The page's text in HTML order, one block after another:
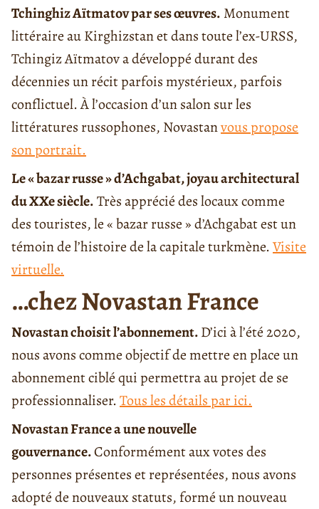
Tchinghiz Aïtmatov par ses œuvres. Monument
littéraire au Kirghizstan et dans toute l’ex-URSS,
Tchingiz Aïtmatov a développé durant des
décennies un récit parfois mystérieux, parfois
conflictuel. À l’occasion d’un salon sur les
littératures russophones, Novastanvous propose
son portrait.
Le « bazar russe » d’Achgabat, joyau architectural
du XXe siècle.Très apprécié des locaux comme
des touristes, le « bazar russe » d’Achgabat est un
témoin de l’histoire de la capitale turkmène.Visite
virtuelle.
…chez Novastan France
Novastan choisit l’abonnement.D’ici à l’été 2020,
nous avons comme objectif de mettre en place un
abonnement ciblé qui permettra au projet de se
professionnaliser.Tous les détails par ici.
Novastan France a une nouvelle
gouvernance.Conformément aux votes des
personnes présentes et représentées, nous avons
adopté de nouveaux statuts, formé un nouveau